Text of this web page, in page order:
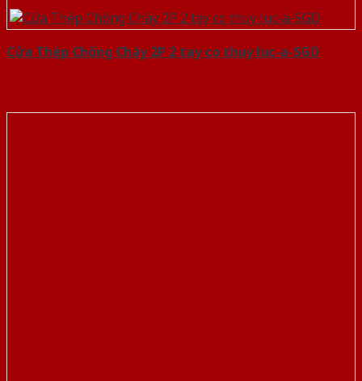
Cửa Thép Chống Cháy 2P 2 tay co thuy luc-a-SGD